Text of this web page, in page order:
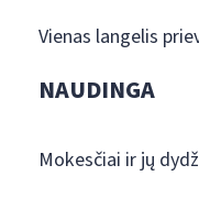
Vienas langelis
NAUDINGA
Mokesčiai ir jų